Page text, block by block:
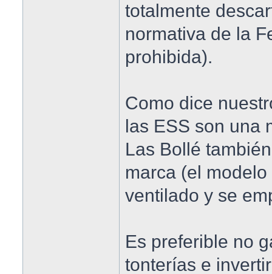
totalmente
normativa de la
prohibida).
Como dice
las ESS son una
Las Bollé
marca (el
ventilado y se
Es preferible no
tonterías e